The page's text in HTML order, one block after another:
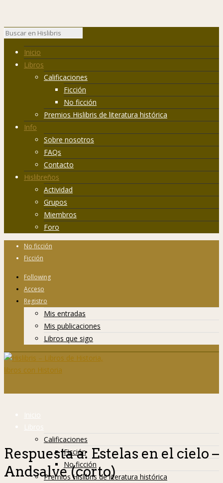
Inicio
Libros
Calificaciones
Ficción
No ficción
Premios Hislibris de literatura histórica
Info
Sobre nosotros
FAQs
Contacto
Hislibreños
Actividad
Grupos
Miembros
Foro
No ficción
Ficción
Following
Acceso
Registro
Mis entradas
Mis publicaciones
Libros que sigo
Inicio
Libros
Calificaciones
Ficción
No ficción
Premios Hislibris de literatura histórica
Respuesta a: Estelas en el cielo –
Andsalve (corto)